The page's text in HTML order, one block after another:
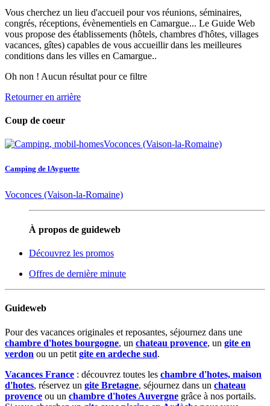
Vous cherchez un lieu d'accueil pour vos réunions, séminaires,
congrés, réceptions, évènementiels en Camargue... Le Guide Web
vous propose des établissements (hôtels, chambres d'hôtes, villages
vacances, gîtes) capables de vous accueillir dans les meilleures
conditions dans les villes en Camargue..
Oh non ! Aucun résultat pour ce filtre
Retourner en arrière
Coup de coeur
Camping de lAyguette
Voconces (Vaison-la-Romaine)
À propos de guideweb
Découvrez les promos
Offres de dernière minute
Guideweb
Pour des vacances originales et reposantes, séjournez dans une
chambre d'hotes bourgogne, un chateau provence, un gite en
verdon ou un petit gite en ardeche sud.
Vacances France : découvrez toutes les chambre d'hotes, maison
d'hotes, réservez un gite Bretagne, séjournez dans un chateau
provence ou un chambre d'hotes Auvergne grâce à nos portails.